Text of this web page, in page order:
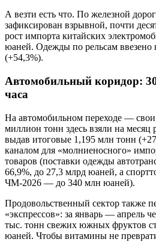
А везти есть что. По железной
зафиксирован взрывной, почти
рост импорта китайских
юаней. Одежды по рельсам
(+54,3%).
Автомобильный коридор:
часа
На автомобильном переходе —
миллион тонн здесь взяли на месяц
выдав итоговые 1,195 млн тонн
каналом для «молниеносного»
товаров (поставки одежды
66,9%, до 27,3 млрд юаней, а
ЧМ-2026 — до 340 млн юаней).
Продовольственный сектор также
«экспрессов»: за январь — апрель
тыс. тонн свежих южных фруктов
юаней. Чтобы витамины не